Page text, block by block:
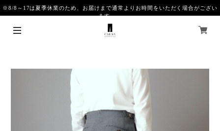
※8/8～17は夏季休業のため、お届けまで通常よりお時間をいただく場合がござい
ます。